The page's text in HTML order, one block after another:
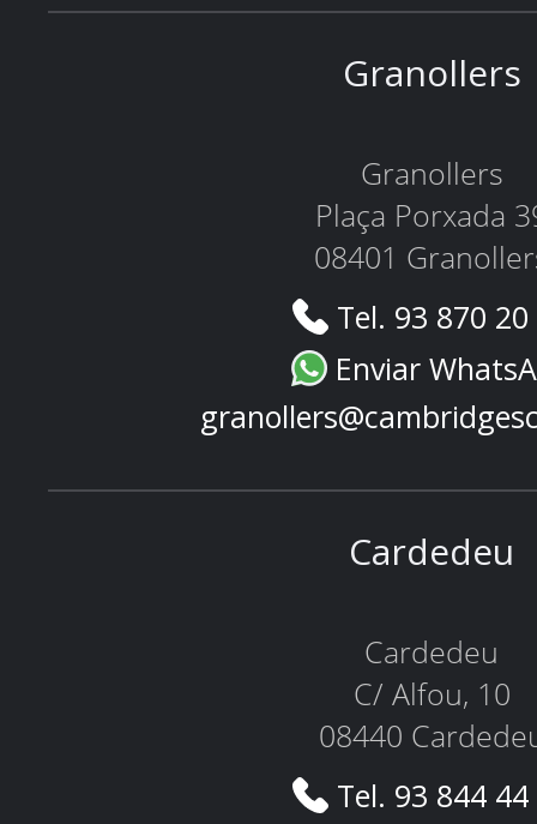
Granollers
Granollers
Plaça Porxada
08401
Tel. 93 870
Enviar
Cardedeu
Cardedeu
C/ Alfou, 10
08440
Tel. 93 844